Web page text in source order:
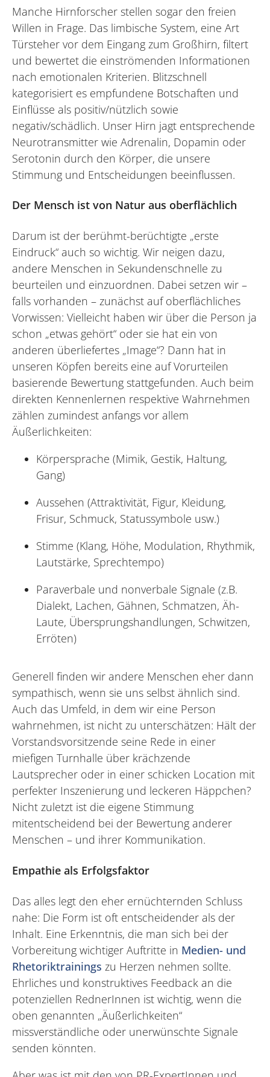
Manche Hirnforscher stellen sogar den freien
Willen in Frage. Das limbische System, eine Art
Türsteher vor dem Eingang zum Großhirn, filtert
und bewertet die einströmenden Informationen
nach emotionalen Kriterien. Blitzschnell
kategorisiert es empfundene Botschaften und
Einflüsse als positiv/nützlich sowie
negativ/schädlich. Unser Hirn jagt entsprechende
Neurotransmitter wie Adrenalin, Dopamin oder
Serotonin durch den Körper, die unsere
Stimmung und Entscheidungen beeinflussen.
Der Mensch ist von Natur aus oberflächlich
Darum ist der berühmt-berüchtigte „erste
Eindruck“ auch so wichtig. Wir neigen dazu,
andere Menschen in Sekundenschnelle zu
beurteilen und einzuordnen. Dabei setzen wir –
falls vorhanden – zunächst auf oberflächliches
Vorwissen: Vielleicht haben wir über die Person ja
schon „etwas gehört“ oder sie hat ein von
anderen überliefertes „Image“? Dann hat in
unseren Köpfen bereits eine auf Vorurteilen
basierende Bewertung stattgefunden. Auch beim
direkten Kennenlernen respektive Wahrnehmen
zählen zumindest anfangs vor allem
Äußerlichkeiten:
Körpersprache (Mimik, Gestik, Haltung,
Gang)
Aussehen (Attraktivität, Figur, Kleidung,
Frisur, Schmuck, Statussymbole usw.)
Stimme (Klang, Höhe, Modulation, Rhythmik,
Lautstärke, Sprechtempo)
Paraverbale und nonverbale Signale (z.B.
Dialekt, Lachen, Gähnen, Schmatzen, Äh-
Laute, Übersprungshandlungen, Schwitzen,
Erröten)
Generell finden wir andere Menschen eher dann
sympathisch, wenn sie uns selbst ähnlich sind.
Auch das Umfeld, in dem wir eine Person
wahrnehmen, ist nicht zu unterschätzen: Hält der
Vorstandsvorsitzende seine Rede in einer
miefigen Turnhalle über krächzende
Lautsprecher oder in einer schicken Location mit
perfekter Inszenierung und leckeren Häppchen?
Nicht zuletzt ist die eigene Stimmung
mitentscheidend bei der Bewertung anderer
Menschen – und ihrer Kommunikation.
Empathie als Erfolgsfaktor
Das alles legt den eher ernüchternden Schluss
nahe: Die Form ist oft entscheidender als der
Inhalt. Eine Erkenntnis, die man sich bei der
Vorbereitung wichtiger Auftritte in Medien- und
Rhetoriktrainings zu Herzen nehmen sollte.
Ehrliches und konstruktives Feedback an die
potenziellen RednerInnen ist wichtig, wenn die
oben genannten „Äußerlichkeiten“
missverständliche oder unerwünschte Signale
senden könnten.